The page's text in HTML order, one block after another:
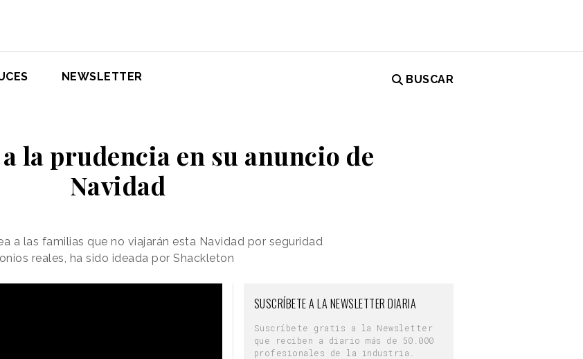
NEWSLETTER BUSCAR
la prudencia en su anuncio de
Navidad
a las familias que no viajarán esta Navidad por seguridad
reales, ha sido ideada por Shackleton
SUSCRÍBETE A LA NEWSLETTER DIARIA
Suscríbete gratis a la Newsletter
que reciben a diario más de 50.000
profesionales de la industria.